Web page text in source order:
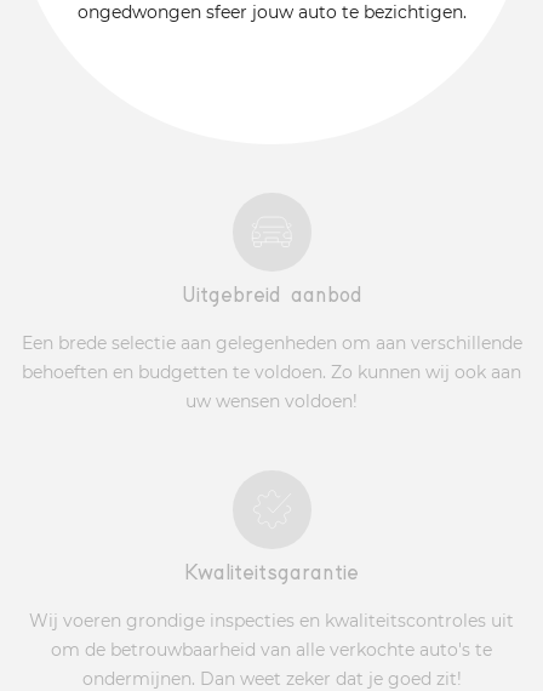
ongedwongen sfeer jouw auto te bezichtigen.
Uitgebreid aanbod
Een brede selectie aan gelegenheden om aan verschillende
behoeften en budgetten te voldoen. Zo kunnen wij ook aan
uw wensen voldoen!
Kwaliteitsgarantie
Wij voeren grondige inspecties en kwaliteitscontroles uit
om de betrouwbaarheid van alle verkochte auto's te
ondermijnen. Dan weet zeker dat je goed zit!